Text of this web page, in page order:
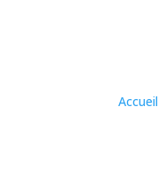
Accueil